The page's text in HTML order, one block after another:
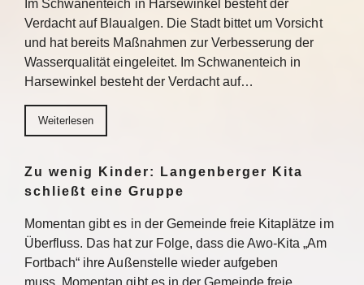
Im Schwanenteich in Harsewinkel besteht der
Verdacht auf Blaualgen. Die Stadt bittet um Vorsicht
und hat bereits Maßnahmen zur Verbesserung der
Wasserqualität eingeleitet. Im Schwanenteich in
Harsewinkel besteht der Verdacht auf…
Weiterlesen
Zu wenig Kinder: Langenberger Kita
schließt eine Gruppe
Momentan gibt es in der Gemeinde freie Kitaplätze im
Überfluss. Das hat zur Folge, dass die Awo-Kita „Am
Fortbach“ ihre Außenstelle wieder aufgeben
muss. Momentan gibt es in der Gemeinde freie